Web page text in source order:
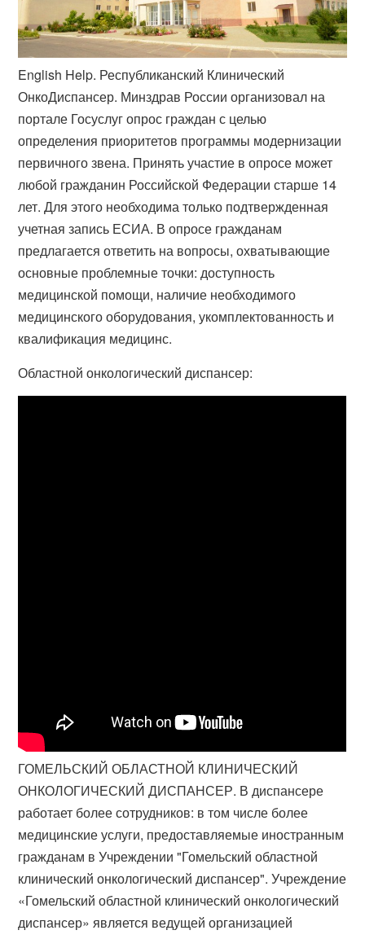
English Help. Республиканский Клинический
ОнкоДиспансер. Минздрав России организовал на
портале Госуслуг опрос граждан с целью
определения приоритетов программы модернизации
первичного звена. Принять участие в опросе может
любой гражданин Российской Федерации старше 14
лет. Для этого необходима только подтвержденная
учетная запись ЕСИА. В опросе гражданам
предлагается ответить на вопросы, охватывающие
основные проблемные точки: доступность
медицинской помощи, наличие необходимого
медицинского оборудования, укомплектованность и
квалификация медицинс.
Областной онкологический диспансер:
ГОМЕЛЬСКИЙ ОБЛАСТНОЙ КЛИНИЧЕСКИЙ
ОНКОЛОГИЧЕСКИЙ ДИСПАНСЕР. В диспансере
работает более сотрудников: в том числе более
медицинские услуги, предоставляемые иностранным
гражданам в Учреждении "Гомельский областной
клинический онкологический диспансер​". Учреждение
«Гомельский областной клинический онкологический
диспансер​» является ведущей организацией